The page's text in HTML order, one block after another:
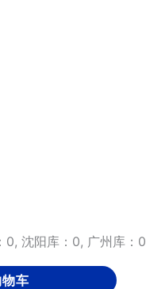
0, 沈阳库：0, 广州库：0
车